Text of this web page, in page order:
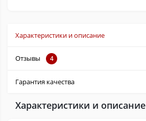
Характеристики и описание
Отзывы 4
Гарантия качества
Характеристики и описание